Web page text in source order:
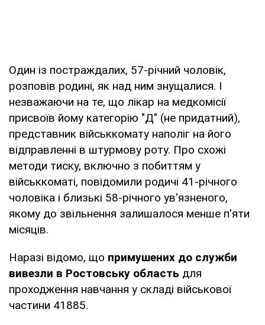
Один із постраждалих, 57-річний чоловік,
розповів родині, як над ним знущалися. І
незважаючи на те, що лікар на медкомісії
присвоїв йому категорію "Д" (не придатний),
представник військкомату наполіг на його
відправленні в штурмову роту. Про схожі
методи тиску, включно з побиттям у
військкоматі, повідомили родичі 41-річного
чоловіка і близькі 58-річного ув'язненого,
якому до звільнення залишалося менше п'яти
місяців.
Наразі відомо, що примушених до служби
вивезли в Ростовську область для
проходження навчання у складі військової
частини 41885.